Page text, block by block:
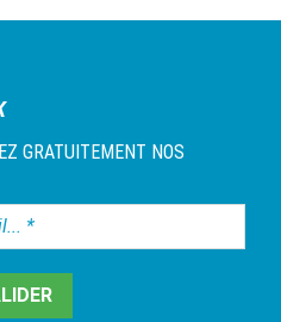
GRATUITEMENT NOS